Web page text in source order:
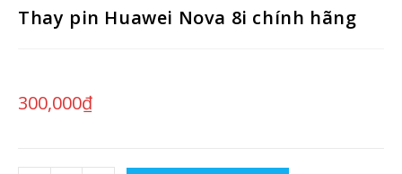
Thay pin Huawei Nova 8i chính hãng
300,000₫